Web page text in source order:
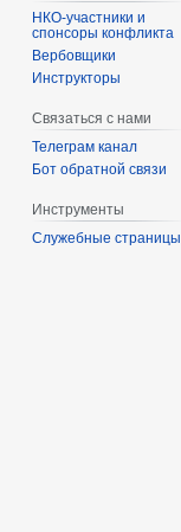
спонсоры конфликта
‏‎Вербовщики
Инструкторы
Связаться с нами
Телеграм канал
Бот обратной связи
Инструменты
Служебные страницы